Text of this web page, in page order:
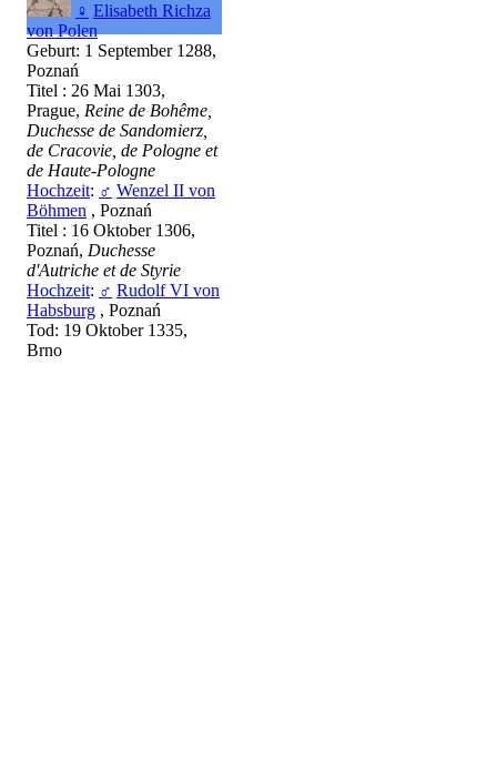
♀ Elisabeth Richza
von Polen
Geburt: 1 September 1288,
Poznań
Titel : 26 Mai 1303,
Prague, Reine de Bohême,
Duchesse de Sandomierz,
de Cracovie, de Pologne et
de Haute-Pologne
Hochzeit: ♂ Wenzel II von
Böhmen , Poznań
Titel : 16 Oktober 1306,
Poznań, Duchesse
d'Autriche et de Styrie
Hochzeit: ♂ Rudolf VI von
Habsburg , Poznań
Tod: 19 Oktober 1335,
Brno